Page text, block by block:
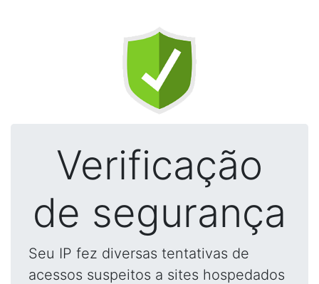
Verificação
de segurança
Seu IP fez diversas tentativas de
acessos suspeitos a sites hospedados